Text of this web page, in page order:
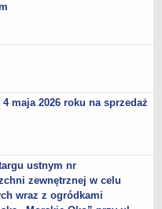
maja 2026 roku na sprzedaż
ustnym nr
zewnętrznej w celu
wraz z ogródkami